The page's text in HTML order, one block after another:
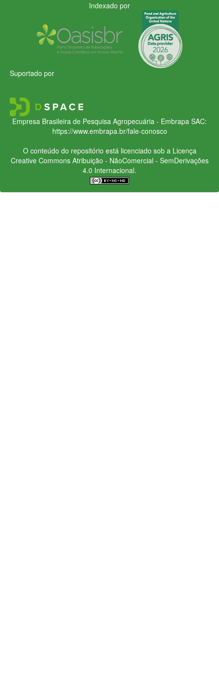
Indexado por
Suportado por
Empresa Brasileira de Pesquisa Agropecuária - Embrapa SAC:
https://www.embrapa.br/fale-conosco
O conteúdo do repositório está licenciado sob a Licença
Creative CommonsAtribuição - NãoComercial - SemDerivações
4.0 Internacional.